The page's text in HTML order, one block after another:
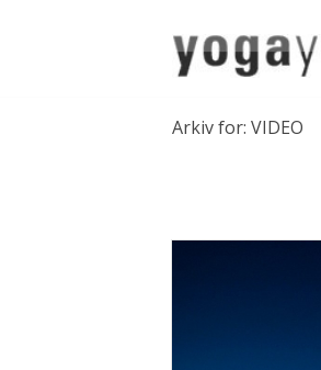
Arkiv for: VIDEO